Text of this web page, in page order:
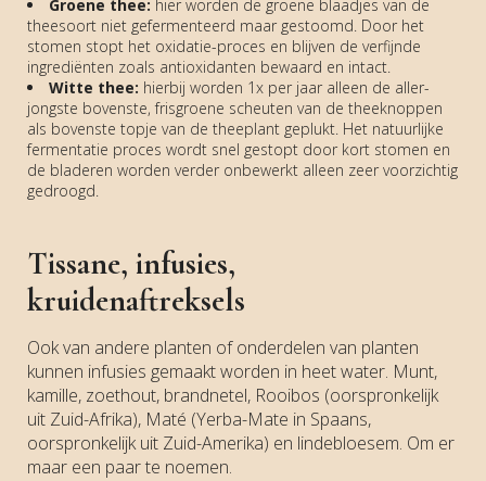
Groene thee: hier worden de groene blaadjes van de
theesoort niet gefermenteerd maar gestoomd. Door het
stomen stopt het oxidatie-proces en blijven de verfijnde
ingrediënten zoals antioxidanten bewaard en intact.
Witte thee: hierbij worden 1x per jaar alleen de aller-
jongste bovenste, frisgroene scheuten van de theeknoppen
als bovenste topje van de theeplant geplukt. Het natuurlijke
fermentatie proces wordt snel gestopt door kort stomen en
de bladeren worden verder onbewerkt alleen zeer voorzichtig
gedroogd.
Tissane, infusies,
kruidenaftreksels
Ook van andere planten of onderdelen van planten
kunnen infusies gemaakt worden in heet water. Munt,
kamille, zoethout, brandnetel, Rooibos (oorspronkelijk
uit Zuid-Afrika), Maté (Yerba-Mate in Spaans,
oorspronkelijk uit Zuid-Amerika) en lindebloesem. Om er
maar een paar te noemen.